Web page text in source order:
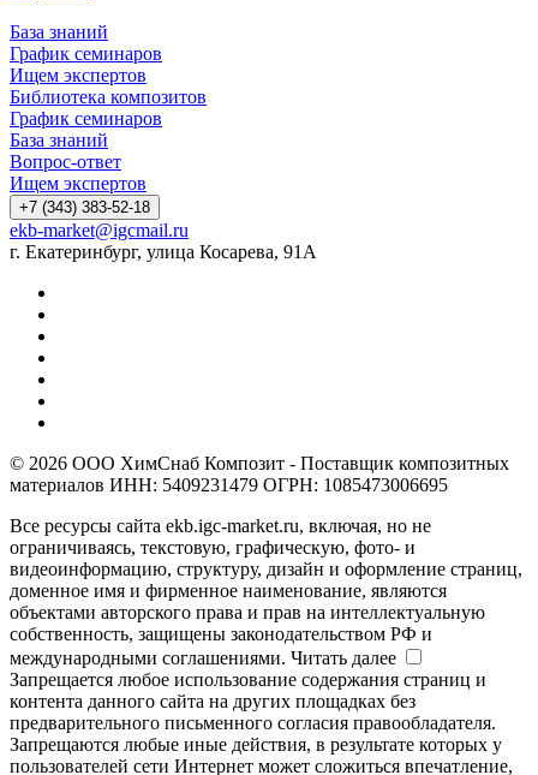
База знаний
График семинаров
Ищем экспертов
Библиотека композитов
График семинаров
База знаний
Вопрос-ответ
Ищем экспертов
+7 (343) 383-52-18
ekb-market@igcmail.ru
г. Екатеринбург, улица Косарева, 91А
© 2026 ООО ХимСнаб Композит - Поставщик композитных
материалов ИНН: 5409231479 ОГРН: 1085473006695
Все ресурсы сайта ekb.igc-market.ru, включая, но не
ограничиваясь, текстовую, графическую, фото- и
видеоинформацию, структуру, дизайн и оформление страниц,
доменное имя и фирменное наименование, являются
объектами авторского права и прав на интеллектуальную
собственность, защищены законодательством РФ и
международными соглашениями. Читать далее
Запрещается любое использование содержания страниц и
контента данного сайта на других площадках без
предварительного письменного согласия правообладателя.
Запрещаются любые иные действия, в результате которых у
пользователей сети Интернет может сложиться впечатление,